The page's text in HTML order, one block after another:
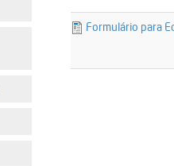
22053-
Formulário para